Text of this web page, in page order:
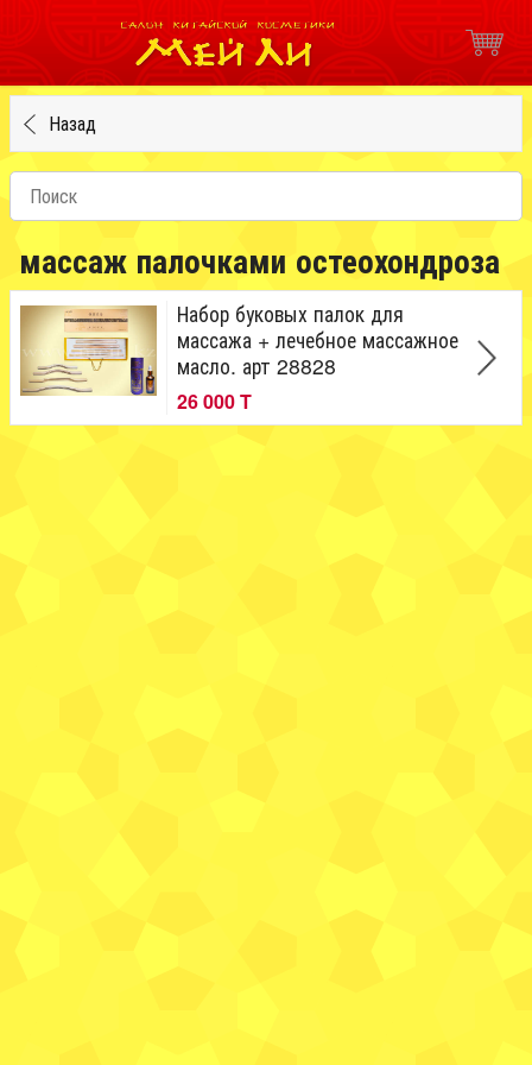
Назад
массаж палочками остеохондроза
Набор буковых палок для
массажа + лечебное массажное
масло. арт 28828
26 000 T